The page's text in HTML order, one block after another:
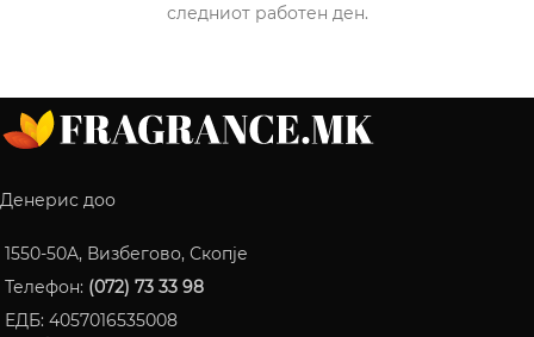
следниот работен ден.
Денерис доо
1550-50A, Визбегово, Скопје
Телефон: (072) 73 33 98
ЕДБ: 4057016535008